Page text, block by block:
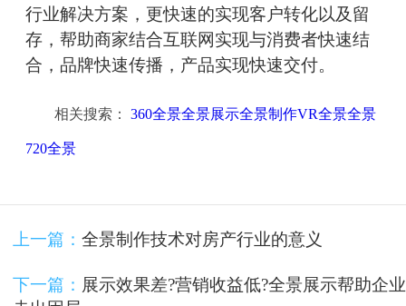
行业解决方案，更快速的实现客户转化以及留
存，帮助商家结合互联网实现与消费者快速结
合，品牌快速传播，产品实现快速交付。
相关搜索： 360全景全景展示全景制作VR全景全景
720全景
上一篇： 全景制作技术对房产行业的意义
下一篇： 展示效果差?营销收益低?全景展示帮助企业